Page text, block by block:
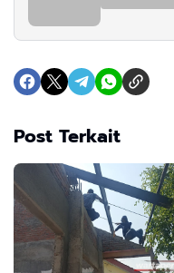
Post Terkait